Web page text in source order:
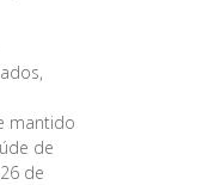
mantido
de
de